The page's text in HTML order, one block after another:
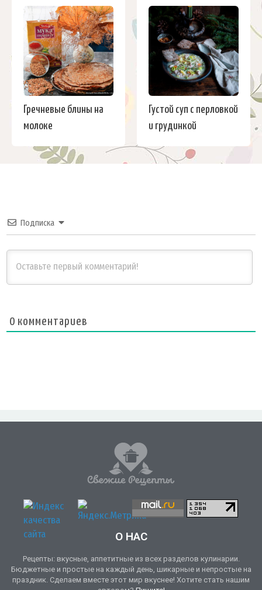
Гречневые блины на
молоке
Густой суп с перловкой
и грудинкой
Подписка
0 комментариев
О НАС
Рецепты: вкусные, аппетитные из всех разделов кулинарии.
Бюджетные и простые на каждый день, шикарные и непростые на
праздник. Сделаем вместе этот мир вкуснее! Хотите стать нашим